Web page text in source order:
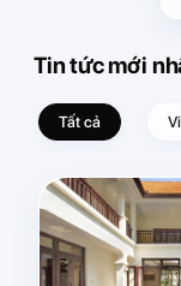
Tin tức mới
Tất cả